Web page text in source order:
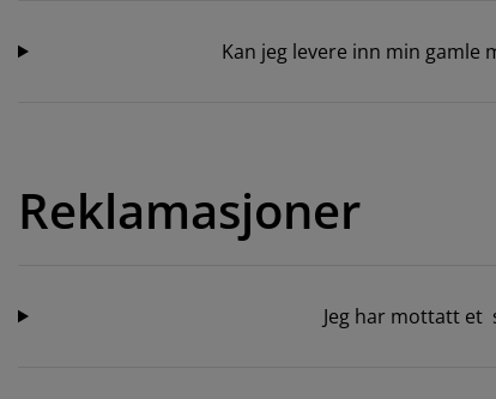
Kan jeg levere inn min gamle
Reklamasjoner
Jeg har mottatt